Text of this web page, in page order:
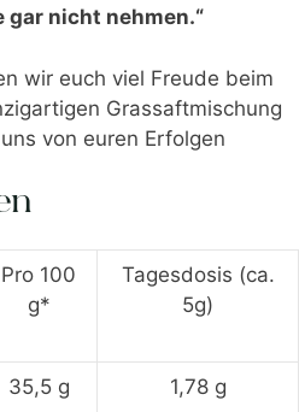
nicht nehmen.“
wir euch viel Freude beim
Grassaftmischung
von euren Erfolgen
Pro 100
g*
Tagesdosis (ca.
5g)
35,5 g 1,78 g